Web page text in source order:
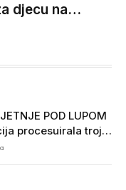
djecu na
veće kazne
POD LUPOM
procesuirala troje